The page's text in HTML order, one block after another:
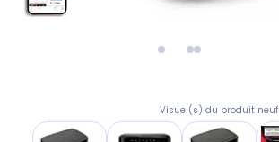
Visuel(s) du produit neuf